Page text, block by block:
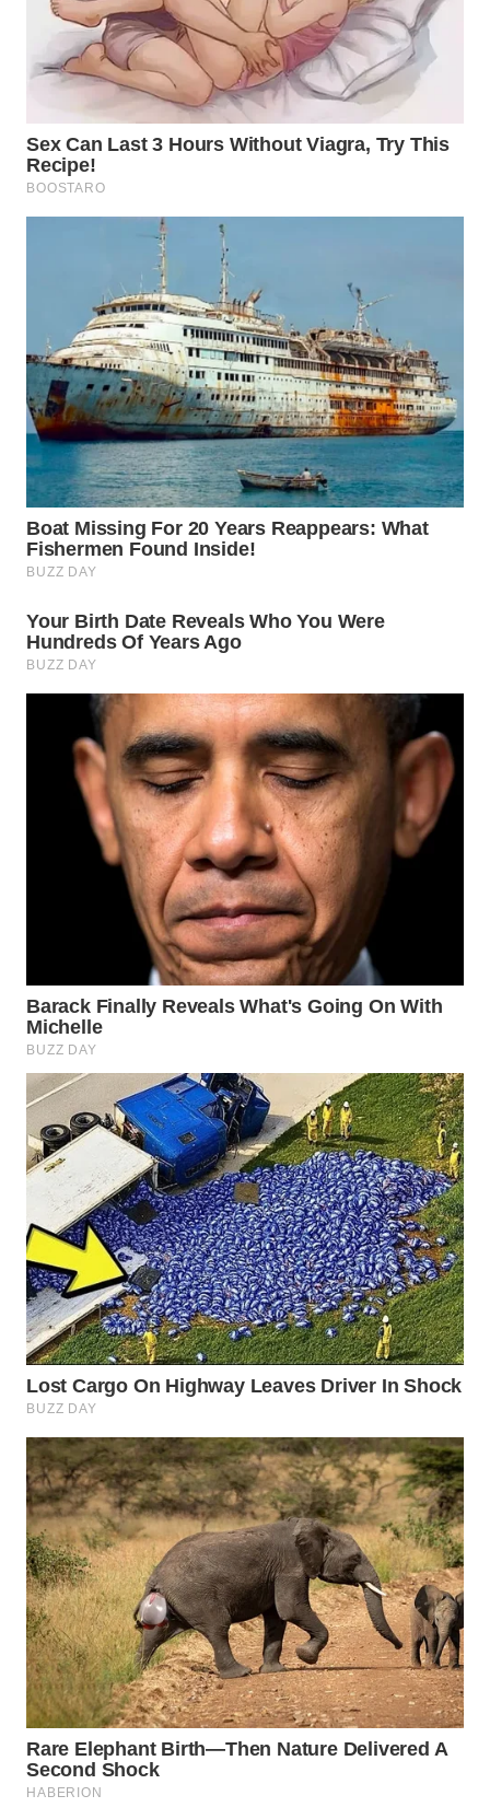
INDRAMAYU
WN
WN
MAJALENGKA
WN
SUKABUMI
WN
PURWAKARTA
WN
PRIANGAN
TIMUR
WN
SOLO
WN
BOROBUDUR
MADURA
WN
NATUNA
WN
BINTAN
WN
MANDALIKA
WN
LIKUPANG
WN
LABUANBAJO
WN
BORNEO
Wahana
Media
Group
WAHANA
NEWS
WAHANA
TANI
WAHANA
ADVOKAT